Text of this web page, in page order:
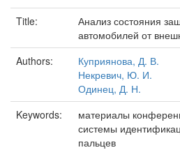
Title:
Анализ состояния
автомобилей от
Authors:
Куприянова, Д. В.
Некревич, Ю. И.
Одинец, Д. Н.
Keywords:
материалы
системы
пальцев